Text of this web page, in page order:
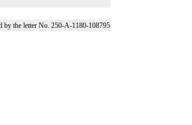
by the letter No. 250-A-1180-108795